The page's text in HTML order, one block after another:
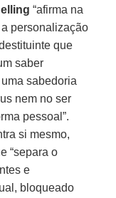
“afirma na
personalização
que
saber
sabedoria
nem no ser
pessoal”.
si mesmo,
“separa o
e
bloqueado